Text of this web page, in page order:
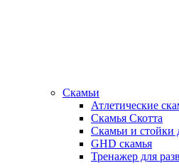
Скамьи
Атлетические
Скамья Скотта
Скамьи и стойки
GHD скамья
Тренажер для